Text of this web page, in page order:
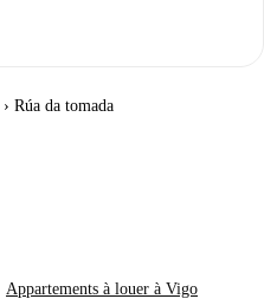
› Rúa da tomada
Appartements à louer à Vigo